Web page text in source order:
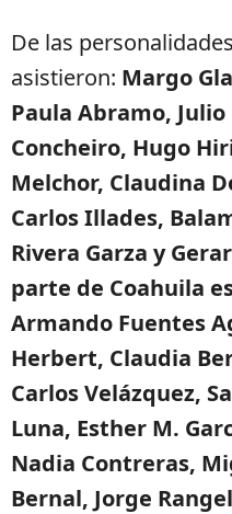
De las
asistieron: Margo
Paula Abramo,
Concheiro, Hugo
Melchor, Claudina
Carlos Illades,
Rivera Garza y
parte de Coahuila
Armando Fuentes
Herbert, Claudia
Carlos Velázquez,
Luna, Esther M.
Nadia Contreras,
Bernal, Jorge